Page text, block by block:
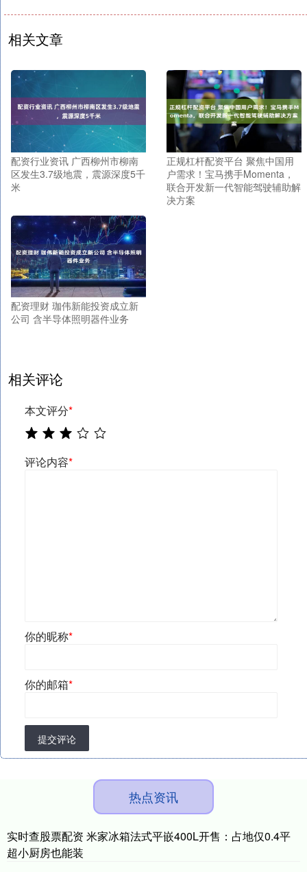
相关文章
配资行业资讯 广西柳州市柳南
区发生3.7级地震，震源深度5千
米
正规杠杆配资平台 聚焦中国用
户需求！宝马携手Momenta，
联合开发新一代智能驾驶辅助解
决方案
配资理财 珈伟新能投资成立新
公司 含半导体照明器件业务
相关评论
本文评分*
评论内容*
你的昵称*
你的邮箱*
提交评论
热点资讯
实时查股票配资 米家冰箱法式平嵌400L开售：占地仅0.4平
超小厨房也能装